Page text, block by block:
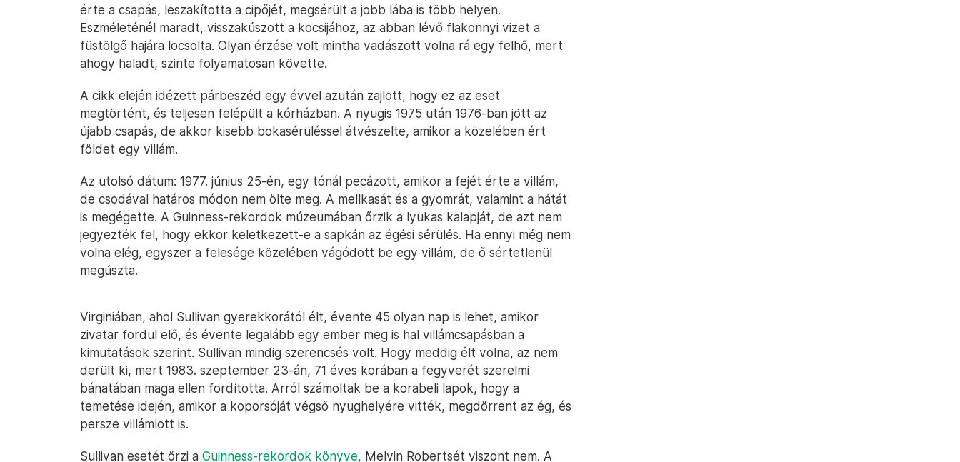
érte a csapás, leszakította a cipőjét, megsérült a jobb lába is több helyen.
Eszméleténél maradt, visszakúszott a kocsijához, az abban lévő flakonnyi vizet a
füstölgő hajára locsolta. Olyan érzése volt mintha vadászott volna rá egy felhő, mert
ahogy haladt, szinte folyamatosan követte.
A cikk elején idézett párbeszéd egy évvel azután zajlott, hogy ez az eset
megtörtént, és teljesen felépült a kórházban. A nyugis 1975 után 1976-ban jött az
újabb csapás, de akkor kisebb bokasérüléssel átvészelte, amikor a közelében ért
földet egy villám.
Az utolsó dátum: 1977. június 25-én, egy tónál pecázott, amikor a fejét érte a villám,
de csodával határos módon nem ölte meg. A mellkasát és a gyomrát, valamint a hátát
is megégette. A Guinness-rekordok múzeumában őrzik a lyukas kalapját, de azt nem
jegyezték fel, hogy ekkor keletkezett-e a sapkán az égési sérülés. Ha ennyi még nem
volna elég, egyszer a felesége közelében vágódott be egy villám, de ő sértetlenül
megúszta.
Virginiában, ahol Sullivan gyerekkorától élt, évente 45 olyan nap is lehet, amikor
zivatar fordul elő, és évente legalább egy ember meg is hal villámcsapásban a
kimutatások szerint. Sullivan mindig szerencsés volt. Hogy meddig élt volna, az nem
derült ki, mert 1983. szeptember 23-án, 71 éves korában a fegyverét szerelmi
bánatában maga ellen fordította. Arról számoltak be a korabeli lapok, hogy a
temetése idején, amikor a koporsóját végső nyughelyére vitték, megdörrent az ég, és
persze villámlott is.
Sullivan esetét őrzi a Guinness-rekordok könyve, Melvin Robertsét viszont nem. A